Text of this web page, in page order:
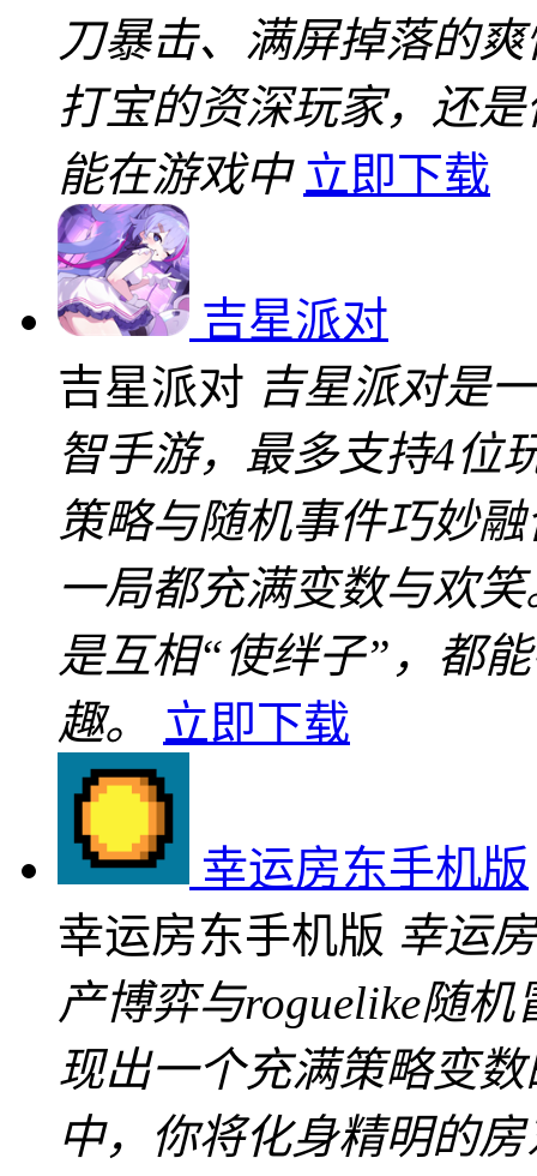
刀暴击、满屏掉落的
打宝的资深玩家，还
能在游戏中 立即下载
吉星派对
吉星派对 吉星派对是
智手游，最多支持4位
策略与随机事件巧妙
一局都充满变数与欢
是互相“使绊子”，都
趣。
立即下载
幸运房东手机版
幸运房东手机版 幸运
产博弈与roguelike随
现出一个充满策略变
中，你将化身精明的